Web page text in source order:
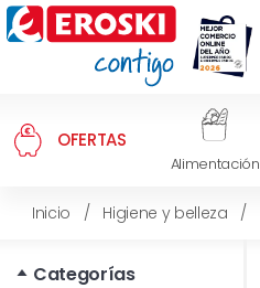
OFERTAS
Alimentación
Inicio / Higiene y belleza /
Categorías